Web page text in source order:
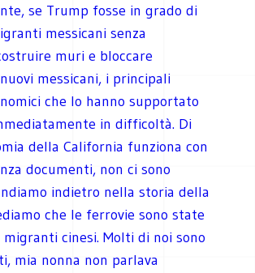
se Trump fosse in grado di
messicani senza
muri e bloccare
messicani, i principali
che lo hanno supportato
in difficoltà. Di
della California funziona con
documenti, non ci sono
indietro nella storia della
che le ferrovie sono state
cinesi. Molti di noi sono
mia nonna non parlava